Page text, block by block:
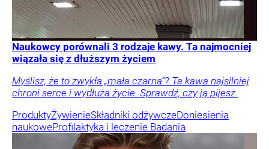
Naukowcy porównali 3 rodzaje kawy. Ta najmocniej
wiązała się z dłuższym życiem
Myślisz, że to zwykła „mała czarna”? Ta kawa najsilniej
chroni serce i wydłuża życie. Sprawdź, czy ją pijesz.
ProduktyŻywienieSkładniki odżywczeDoniesienia
naukoweProfilaktyka i leczenie Badania